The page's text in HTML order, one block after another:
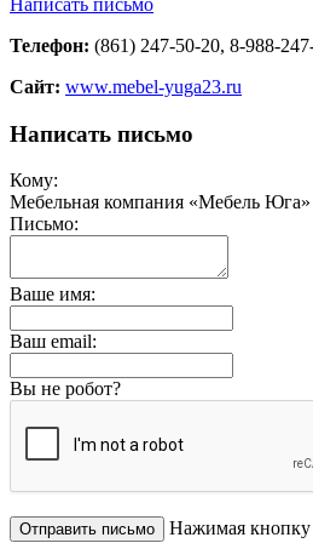
Телефон: (861) 247-50-20, 8-988-
Сайт: www.mebel-yuga23.ru
Написать письмо
Кому:
Мебельная компания «Мебель Юга»
Письмо:
Ваше имя:
Ваш email:
Вы не робот?
Нажимая кнопку